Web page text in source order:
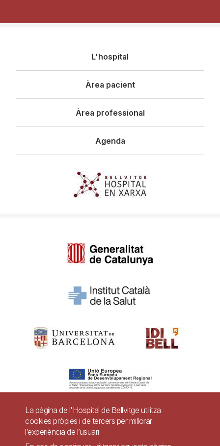
principal
L'hospital
Àrea pacient
Àrea professional
Agenda
Pie
Contacte
La pàgina de l'Hospital de Bellvitge utilitza
cookies pròpies i de tercers per millorar
l’experiència de l’usuari.